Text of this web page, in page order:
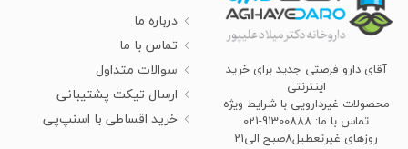
آقای دارو فرصتی جدید برای خرید
اینترنتی
محصولات غیردارویی با شرایط ویژه
تماس با ما: 91300888-021
روزهای غیرتعطیل8صبح الی21
درباره ما
تماس با ما
سوالات متداول
ارسال تیکت پشتیبانی
خرید اقساطی با اسنپ‌پی